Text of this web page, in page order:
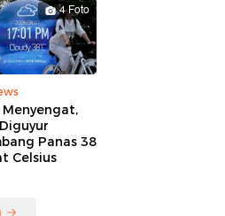
4 Foto
Menyengat,
Panas 38
Celsius